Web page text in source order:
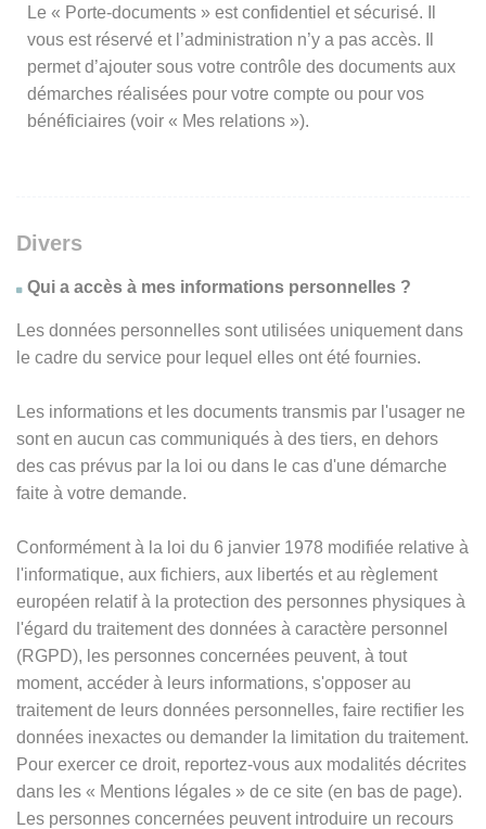
Le « Porte-documents » est confidentiel et sécurisé. Il
vous est réservé et l’administration n’y a pas accès. Il
permet d’ajouter sous votre contrôle des documents aux
démarches réalisées pour votre compte ou pour vos
bénéficiaires (voir « Mes relations »).
Divers
Qui a accès à mes informations personnelles ?
Les données personnelles sont utilisées uniquement dans
le cadre du service pour lequel elles ont été fournies.
Les informations et les documents transmis par l'usager ne
sont en aucun cas communiqués à des tiers, en dehors
des cas prévus par la loi ou dans le cas d'une démarche
faite à votre demande.
Conformément à la loi du 6 janvier 1978 modifiée relative à
l'informatique, aux fichiers, aux libertés et au règlement
européen relatif à la protection des personnes physiques à
l'égard du traitement des données à caractère personnel
(RGPD), les personnes concernées peuvent, à tout
moment, accéder à leurs informations, s'opposer au
traitement de leurs données personnelles, faire rectifier les
données inexactes ou demander la limitation du traitement.
Pour exercer ce droit, reportez-vous aux modalités décrites
dans les « Mentions légales » de ce site (en bas de page).
Les personnes concernées peuvent introduire un recours